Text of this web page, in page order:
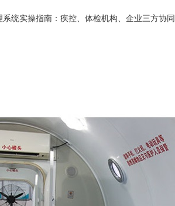
系统实操指南：疾控、体检机构、企业三方协同